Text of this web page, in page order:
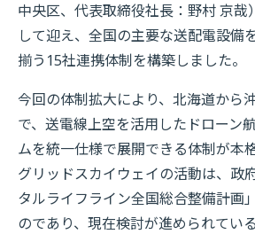
中央区、代表取締役社長：野村 京哉
して迎え、全国の主要な送配電設備
揃う15社連携体制を構築しました。
今回の体制拡大により、北海道から
で、送電線上空を活用したドローン
ムを統一仕様で展開できる体制が本
グリッドスカイウェイの活動は、政
タルライフライン全国総合整備計画」
のであり、現在検討が進められてい